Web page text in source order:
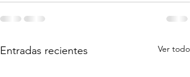
Entradas recientes Ver todo